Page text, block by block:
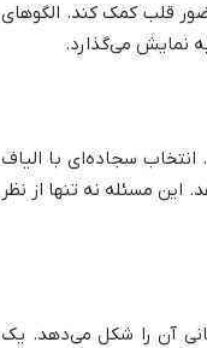
قلب کمک کند. الگوهای
نمایش می‌گذارد.
سجاده‌ای با الیاف
مسئله نه تنها از نظر
آن را شکل می‌دهد. یک